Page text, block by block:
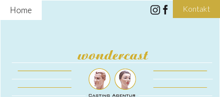
Home Kontakt